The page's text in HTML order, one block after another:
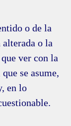
o de la
o la
ver con la
se asume,
en lo